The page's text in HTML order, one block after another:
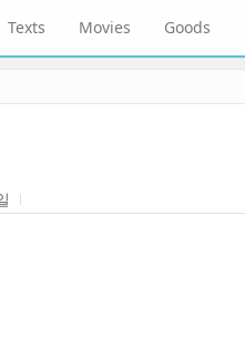
Texts Movies Goods